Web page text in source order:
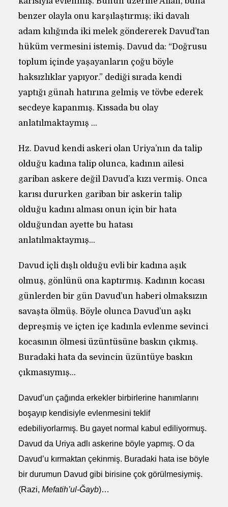
benzer olayla onu karşılaştırmış; iki davalı
adam kılığında iki melek göndererek Davud’tan
hüküm vermesini istemiş. Davud da: “Doğrusu
toplum içinde yaşayanların çoğu böyle
haksızlıklar yapıyor.” dediği sırada kendi
yaptığı günah hatırına gelmiş ve tövbe ederek
secdeye kapanmış. Kıssada bu olay
anlatılmaktaymış …
Hz. Davud kendi askeri olan Uriya’nın da talip
olduğu kadına talip olunca, kadının ailesi
gariban askere değil Davud’a kızı vermiş. Onca
karısı dururken gariban bir askerin talip
olduğu kadını alması onun için bir hata
olduğundan ayette bu hatası
anlatılmaktaymış…
Davud içli dışlı olduğu evli bir kadına aşık
olmuş, gönlünü ona kaptırmış. Kadının kocası
günlerden bir gün Davud’un haberi olmaksızın
savaşta ölmüş. Böyle olunca Davud’un aşkı
depreşmiş ve içten içe kadınla evlenme sevinci
kocasının ölmesi üzüntüsüne baskın çıkmış.
Buradaki hata da sevincin üzüntüye baskın
çıkmasıymış…
Davud’un çağında erkekler birbirlerine hanımlarını
boşayıp kendisiyle evlenmesini teklif
edebiliyorlarmış. Bu gayet normal kabul ediliyormuş.
Davud da Uriya adlı askerine böyle yapmış. O da
Davud’u kırmaktan çekinmiş. Buradaki hata ise böyle
bir durumun Davud gibi birisine çok görülmesiymiş.
(Razi, Mefatih’ul-Ğayb)…